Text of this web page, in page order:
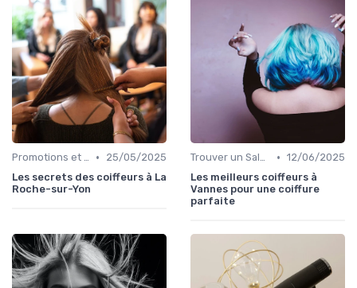
Promotions et Offres •
25/05/2025
Les secrets des coiffeurs à La
Roche-sur-Yon
Trouver un Salon • 12/06/2025
Les meilleurs coiffeurs à
Vannes pour une coiffure
parfaite